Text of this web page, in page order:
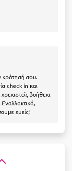
κράτησή σου.
check in και
βοήθεια
εμείς!